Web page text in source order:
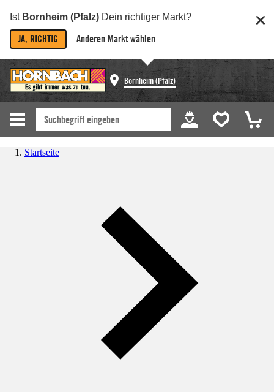
Ist Bornheim (Pfalz) Dein richtiger Markt?
JA, RICHTIG Anderen Markt wählen
Bornheim (Pfalz)
Startseite